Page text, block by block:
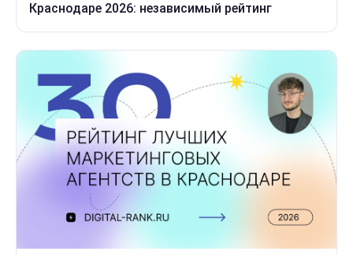
Краснодаре 2026: независимый рейтинг